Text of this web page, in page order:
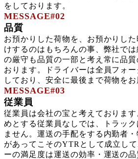
をしております。
MESSAGE#02
品質
お預かりした荷物を、お預かりし
けするのはもちろんの事、弊社で
の厳守も品質の一部と考え常に品
おります。ドライバーは全員フォ
しており、安全に最後まで荷物をお
MESSAGE#03
従業員
従業員は会社の宝と考えておりま
めとする従業員なしでは、トラッ
ません。運送の手配をする内勤者
があってこそのYTRとして成立し
ーの満足度は運送の効率・運送の